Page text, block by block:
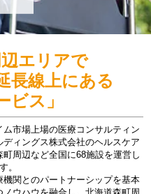
エリアで
長線上にある
ビス」
市場上場の医療コンサルティン
ィングス株式会社のヘルスケア
周辺など全国に68施設を運営し
。
関とのパートナーシップを基本